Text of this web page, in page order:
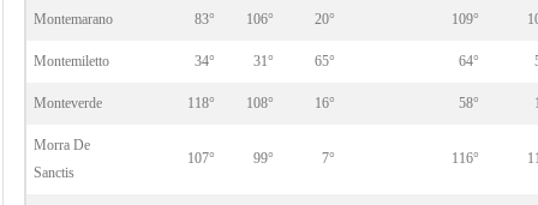
Montemarano 83° 106° 20° 109°
Montemiletto 34° 31° 65° 64°
Monteverde 118° 108° 16° 58°
Morra De
Sanctis
107° 99° 7° 116°